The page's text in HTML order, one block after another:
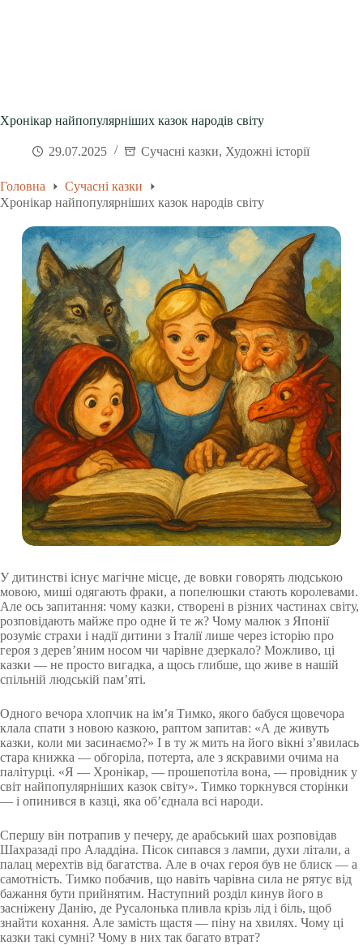
Хронікар найпопулярніших казок народів світу
29.07.2025 Сучасні казки, Художні історії
Головна
Сучасні казки
Хронікар найпопулярніших казок народів світу
У дитинстві існує магічне місце, де вовки говорять людською
мовою, миші одягають фраки, а попелюшки стають королевами.
Але ось запитання: чому казки, створені в різних частинах світу,
розповідають майже про одне й те ж? Чому малюк з Японії
розуміє страхи і надії дитини з Італії лише через історію про
героя з дерев’яним носом чи чарівне дзеркало? Можливо, ці
казки — не просто вигадка, а щось глибше, що живе в нашій
спільній людській пам’яті.
Одного вечора хлопчик на ім’я Тимко, якого бабуся щовечора
клала спати з новою казкою, раптом запитав: «А де живуть
казки, коли ми засинаємо?» І в ту ж мить на його вікні з’явилась
стара книжка — обгоріла, потерта, але з яскравими очима на
палітурці. «Я — Хронікар, — прошепотіла вона, — провідник у
світ найпопулярніших казок світу». Тимко торкнувся сторінки
— і опинився в казці, яка об’єднала всі народи.
Спершу він потрапив у печеру, де арабський шах розповідав
Шахразаді про Аладдіна. Пісок сипався з лампи, духи літали, а
палац мерехтів від багатства. Але в очах героя був не блиск — а
самотність. Тимко побачив, що навіть чарівна сила не рятує від
бажання бути прийнятим. Наступний розділ кинув його в
засніжену Данію, де Русалонька пливла крізь лід і біль, щоб
знайти кохання. Але замість щастя — піну на хвилях. Чому ці
казки такі сумні? Чому в них так багато втрат?